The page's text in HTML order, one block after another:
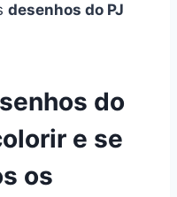
desenhos do PJ
do
e se
os